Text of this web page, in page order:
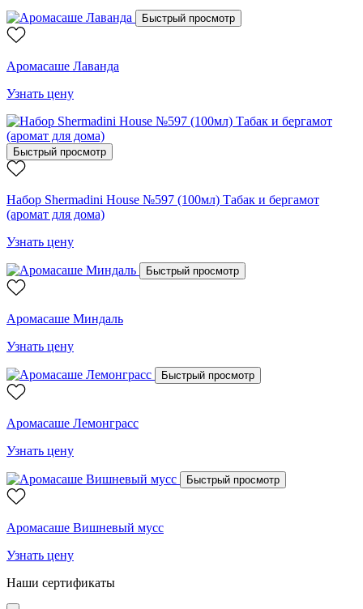
Быстрый просмотр
Аромасаше Лаванда
Узнать цену
Быстрый просмотр
Набор Shermadini House №597 (100мл) Табак и бергамот
(аромат для дома)
Узнать цену
Быстрый просмотр
Аромасаше Миндаль
Узнать цену
Быстрый просмотр
Аромасаше Лемонграсс
Узнать цену
Быстрый просмотр
Аромасаше Вишневый мусс
Узнать цену
Наши сертификаты